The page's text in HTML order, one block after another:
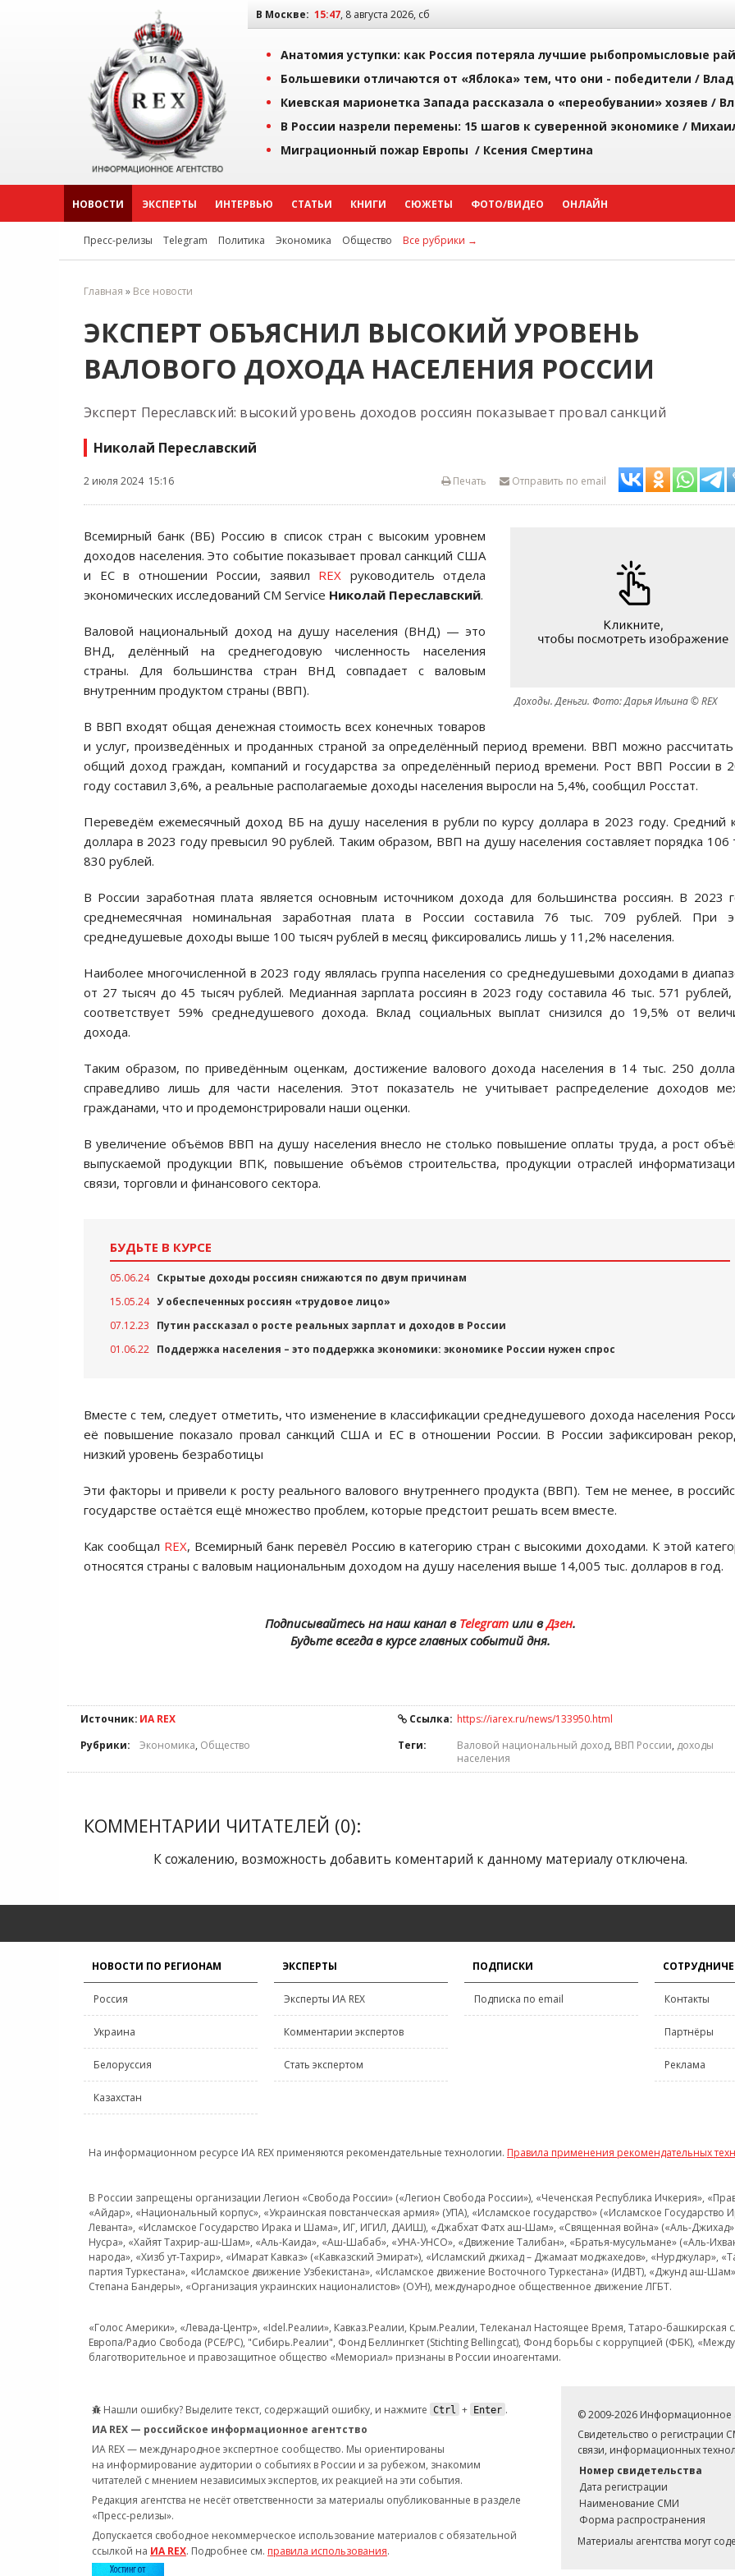
В Москве: 15:47, 8 августа 2026, сб
Анатомия уступки: как Россия потеряла лучшие рыбопромысловые
Большевики отличаются от «Яблока» тем, что они - победители /
Киевская марионетка Запада рассказала о «переобувании» хозяев /
В России назрели перемены: 15 шагов к суверенной экономике /
Миграционный пожар Европы / Ксения Смертина
НОВОСТИ ЭКСПЕРТЫ ИНТЕРВЬЮ СТАТЬИ КНИГИ СЮЖЕТЫ ФОТО/ВИДЕО ОНЛАЙН
Пресс-релизы Telegram Политика Экономика Общество Все рубрики →
Главная » Все новости
ЭКСПЕРТ ОБЪЯСНИЛ ВЫСОКИЙ УРОВЕНЬ
ВАЛОВОГО ДОХОДА НАСЕЛЕНИЯ РОССИИ
Эксперт Переславский: высокий уровень доходов россиян показывает провал санкций
Николай Переславский
2 июля 2024 15:16 Отправить по email
Печать
Доходы. Деньги. Фото: Дарья Ильина © REX
Всемирный банк (ВБ) Россию в список стран с высоким уровнем
доходов населения. Это событие показывает провал санкций США
и ЕС в отношении России, заявил REX руководитель отдела
экономических исследований CM Service Николай Переславский.
Валовой национальный доход на душу населения (ВНД) — это
ВНД, делённый на среднегодовую численность населения
страны. Для большинства стран ВНД совпадает с валовым
внутренним продуктом страны (ВВП).
В ВВП входят общая денежная стоимость всех конечных товаров
и услуг, произведённых и проданных страной за определённый период времени. ВВП можно рассчитать
общий доход граждан, компаний и государства за определённый период времени. Рост ВВП России в
году составил 3,6%, а реальные располагаемые доходы населения выросли на 5,4%, сообщил Росстат.
Переведём ежемесячный доход ВБ на душу населения в рубли по курсу доллара в 2023 году. Средний
доллара в 2023 году превысил 90 рублей. Таким образом, ВВП на душу населения составляет порядка 106
830 рублей.
В России заработная плата является основным источником дохода для большинства россиян. В 2023
среднемесячная номинальная заработная плата в России составила 76 тыс. 709 рублей. При
среднедушевые доходы выше 100 тысяч рублей в месяц фиксировались лишь у 11,2% населения.
Наиболее многочисленной в 2023 году являлась группа населения со среднедушевыми доходами в
от 27 тысяч до 45 тысяч рублей. Медианная зарплата россиян в 2023 году составила 46 тыс. 571 рублей,
соответствует 59% среднедушевого дохода. Вклад социальных выплат снизился до 19,5% от
дохода.
Таким образом, по приведённым оценкам, достижение валового дохода населения в 14 тыс. 250
справедливо лишь для части населения. Этот показатель не учитывает распределение доходов
гражданами, что и продемонстрировали наши оценки.
В увеличение объёмов ВВП на душу населения внесло не столько повышение оплаты труда, а рост
выпускаемой продукции ВПК, повышение объёмов строительства, продукции отраслей
связи, торговли и финансового сектора.
БУДЬТЕ В КУРСЕ
05.06.24 Скрытые доходы россиян снижаются по двум причинам
15.05.24 У обеспеченных россиян «трудовое лицо»
07.12.23
Путин рассказал о росте реальных зарплат и доходов в России
01.06.22 Поддержка населения – это поддержка экономики: экономике России нужен спрос
Вместе с тем, следует отметить, что изменение в классификации среднедушевого дохода населения
её повышение показало провал санкций США и ЕС в отношении России. В России зафиксирован
низкий уровень безработицы
Эти факторы и привели к росту реального валового внутреннего продукта (ВВП). Тем не менее, в
государстве остаётся ещё множество проблем, которые предстоит решать всем вместе.
Как сообщал REX, Всемирный банк перевёл Россию в категорию стран с высокими доходами. К этой
относятся страны с валовым национальным доходом на душу населения выше 14,005 тыс. долларов в год.
Подписывайтесь на наш канал в Telegramили вДзен.
Будьте всегда в курсе главных событий дня.
Источник: ИА REX Ссылка: https://iarex.ru/news/133950.html
Рубрики:
Экономика, Общество Теги: Валовой национальный доход, ВВП России, доходы
населения
КОММЕНТАРИИ ЧИТАТЕЛЕЙ (0):
К сожалению, возможность добавить коментарий к данному материалу отключена.
НОВОСТИ ПО РЕГИОНАМ
Россия
Украина
Белоруссия
Казахстан
ЭКСПЕРТЫ
Эксперты ИА REX
Комментарии экспертов
Стать экспертом
ПОДПИСКИ
Подписка по email Контакты
Партнёры
Реклама
На информационном ресурсе ИА REX применяются рекомендательные технологии. Правила применения рекомендательных
В России запрещены организации Легион «Свобода России» («Легион Свобода России»), «Чеченская Республика Ичкерия»,
«Айдар», «Национальный корпус», «Украинская повстанческая армия» (УПА), «Исламское государство» («Исламское
Леванта», «Исламское Государство Ирака и Шама», ИГ, ИГИЛ, ДАИШ), «Джабхат Фатх аш-Шам», «Священная война» («Аль-Джихад»
Нусра», «Хайят Тахрир-аш-Шам», «Аль-Каида», «Аш-Шабаб», «УНА-УНСО», «Движение Талибан», «Братья-мусульмане» («Аль-
народа», «Хизб ут-Тахрир», «Имарат Кавказ» («Кавказский Эмират»), «Исламский джихад – Джамаат моджахедов», «Нурджулар»,
партия Туркестана», «Исламское движение Узбекистана», «Исламское движение Восточного Туркестана» (ИДВТ), «Джунд аш-
Степана Бандеры», «Организация украинских националистов» (ОУН), международное общественное движение ЛГБТ.
«Голос Америки», «Левада-Центр», «Idel.Реалии», Кавказ.Реалии, Крым.Реалии, Телеканал Настоящее Время, Татаро-
Европа/Радио Свобода (PCE/PC), "Сибирь.Реалии", Фонд Беллингкет (Stichting Bellingcat), Фонд борьбы с коррупцией (ФБК),
благотворительное и правозащитное общество «Мемориал» признаны в России иноагентами.
Нашли ошибку? Выделите текст, содержащий ошибку, и нажмите Ctrl + Enter .
ИА REX — российское информационное агентство
ИА REX — международное экспертное сообщество. Мы ориентированы
на информирование аудитории о событиях в России и за рубежом, знакомим
читателей с мнением независимых экспертов, их реакцией на эти события.
Редакция агентства не несёт ответственности за материалы опубликованные в разделе
«Пресс-релизы».
Допускается свободное некоммерческое использование материалов с обязательной
ссылкой на ИА REX. Подробнее см. правила использования.
© 2009-2026 Информационное
Свидетельство о
связи, информационных
Номер свидетельства
Дата регистрации
Наименование СМИ
Форма распространения
Материалы агентства могут